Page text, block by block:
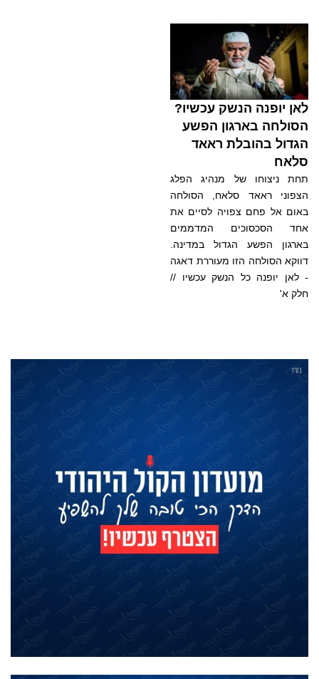
לאן יופנה הנשק עכשיו?
הסולחה בארגון הפשע
הגדול בהובלת ראאד
סלאח
תחת ניצוחו של מנהיג הפלג
הצפוני ראאד סלאח, הסולחה
באום אל פחם צפויה לסיים את
אחד הסכסוכים המדממים
בארגון הפשע הגדול במדינה.
דווקא הסולחה הזו מעוררת דאגה
- לאן יופנה כל הנשק עכשיו //
חלק א'